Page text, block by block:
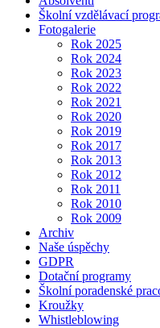
Školní vzdělávací
Fotogalerie
Rok 2025
Rok 2024
Rok 2023
Rok 2022
Rok 2021
Rok 2020
Rok 2019
Rok 2017
Rok 2013
Rok 2012
Rok 2011
Rok 2010
Rok 2009
Archiv
Naše úspěchy
GDPR
Dotační programy
Školní poradenské
Kroužky
Whistleblowing